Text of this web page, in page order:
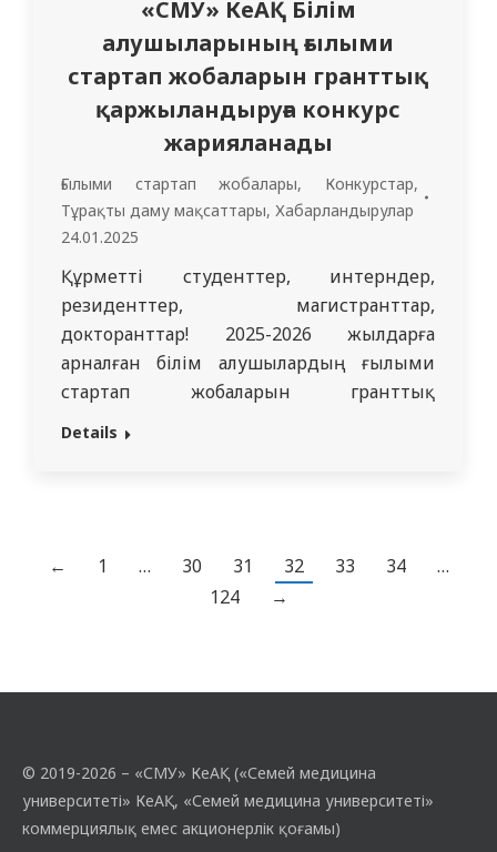
«СМУ» КеАҚ Білім
алушыларының ғылыми
стартап жобаларын гранттық
қаржыландыруға конкурс
жарияланады
Ғылыми стартап жобалары, Конкурстар,
Тұрақты даму мақсаттары, Хабарландырулар
24.01.2025
Құрметті студенттер, интерндер,
резиденттер, магистранттар,
докторанттар! 2025-2026 жылдарға
арналған білім алушылардың ғылыми
стартап жобаларын гранттық
қаржыландыруға 3 000 000 теңге
берілген құжатта танысуға болады.
Өтініш беру үшін sec@smu.edu.kz пошта
Details
← 1 … 30 31 32 33 34
…
124
→
© 2019-2026 – «СМУ» КеАҚ («Семей медицина
университеті» КеАҚ, «Семей медицина университеті»
коммерциялық емес акционерлік қоғамы)